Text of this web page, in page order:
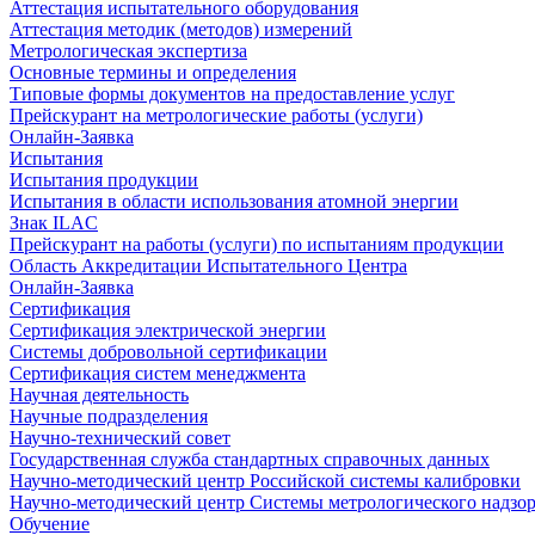
Аттестация испытательного оборудования
Аттестация методик (методов) измерений
Метрологическая экспертиза
Основные термины и определения
Типовые формы документов на предоставление услуг
Прейскурант на метрологические работы (услуги)
Онлайн-Заявка
Испытания
Испытания продукции
Испытания в области использования атомной энергии
Знак ILAC
Прейскурант на работы (услуги) по испытаниям продукции
Область Аккредитации Испытательного Центра
Онлайн-Заявка
Сертификация
Сертификация электрической энергии
Системы добровольной сертификации
Сертификация систем менеджмента
Научная деятельность
Научные подразделения
Научно-технический совет
Государственная служба стандартных справочных данных
Научно-методический центр Российской системы калибровки
Научно-методический центр Системы метрологического
Обучение